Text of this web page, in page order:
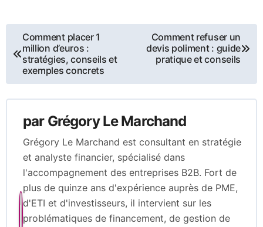
Navigation
de
l’article
Comment placer 1
million d’euros :
stratégies, conseils et
exemples concrets
Comment refuser un
devis poliment : guide
pratique et conseils
par Grégory Le Marchand
Grégory Le Marchand est consultant en stratégie
et analyste financier, spécialisé dans
l'accompagnement des entreprises B2B. Fort de
plus de quinze ans d'expérience auprès de PME,
d'ETI et d'investisseurs, il intervient sur les
problématiques de financement, de gestion de